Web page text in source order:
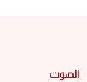
الصوت